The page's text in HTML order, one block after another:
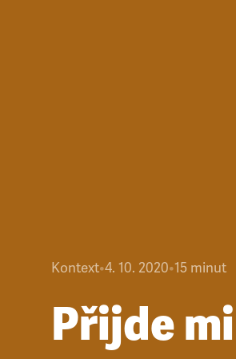
Kontext•4. 10. 2020•15 minut
Přijde